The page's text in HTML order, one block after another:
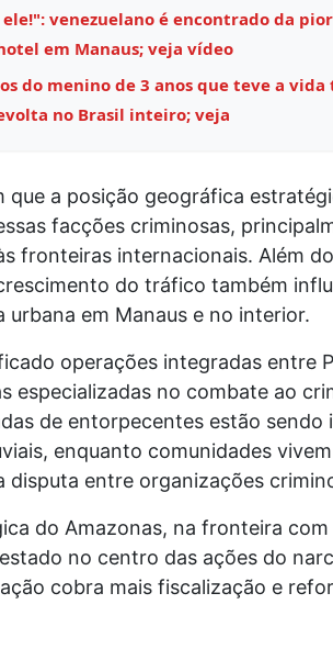
venezuelano é encontrado da
em Manaus; veja vídeo
do menino de 3 anos que teve a
no Brasil inteiro; veja
que a posição geográfica
facções criminosas,
fronteiras internacionais. Além
do tráfico também
urbana em Manaus e no interior.
operações integradas entre
especializadas no combate ao
de entorpecentes estão sendo
enquanto comunidades
disputa entre organizações
do Amazonas, na fronteira
no centro das ações do
cobra mais fiscalização e